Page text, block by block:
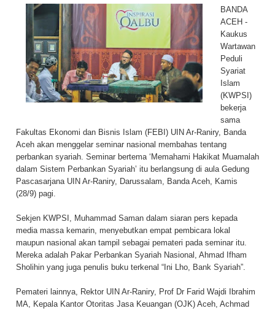
BANDA
ACEH -
Kaukus
Wartawan
Peduli
Syariat
Islam
(KWPSI)
bekerja
sama
Fakultas Ekonomi dan Bisnis Islam (FEBI) UIN Ar-Raniry, Banda
Aceh akan menggelar seminar nasional membahas tentang
perbankan syariah. Seminar bertema ‘Memahami Hakikat Muamalah
dalam Sistem Perbankan Syariah’ itu berlangsung di aula Gedung
Pascasarjana UIN Ar-Raniry, Darussalam, Banda Aceh, Kamis
(28/9) pagi.
Sekjen KWPSI, Muhammad Saman dalam siaran pers kepada
media massa kemarin, menyebutkan empat pembicara lokal
maupun nasional akan tampil sebagai pemateri pada seminar itu.
Mereka adalah Pakar Perbankan Syariah Nasional, Ahmad Ifham
Sholihin yang juga penulis buku terkenal “Ini Lho, Bank Syariah”.
Pemateri lainnya, Rektor UIN Ar-Raniry, Prof Dr Farid Wajdi Ibrahim
MA, Kepala Kantor Otoritas Jasa Keuangan (OJK) Aceh, Achmad